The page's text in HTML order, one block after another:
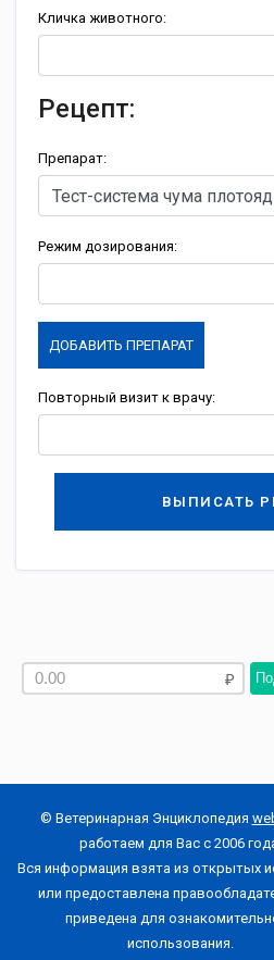
Кличка животного:
Рецепт:
Препарат:
Режим дозирования:
ДОБАВИТЬ ПРЕПАРАТ
Повторный визит к врачу:
ВЫПИСАТЬ
© Ветеринарная Энциклопедия
работаем для Вас с 2006
Вся информация взята из открытых
или предоставлена
приведена для
использования.